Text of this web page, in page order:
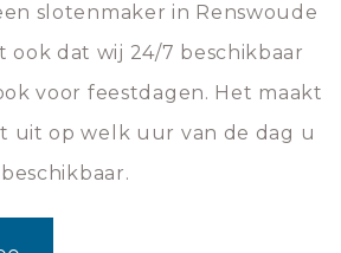
slotenmaker in Renswoude
ook dat wij 24/7 beschikbaar
voor feestdagen. Het maakt
uit op welk uur van de dag u